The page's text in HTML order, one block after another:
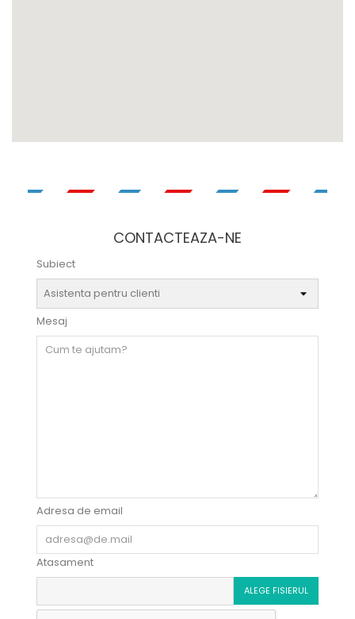
CONTACTEAZA-NE
Subiect
Mesaj
Adresa de email
Atasament
ALEGE FISIERUL